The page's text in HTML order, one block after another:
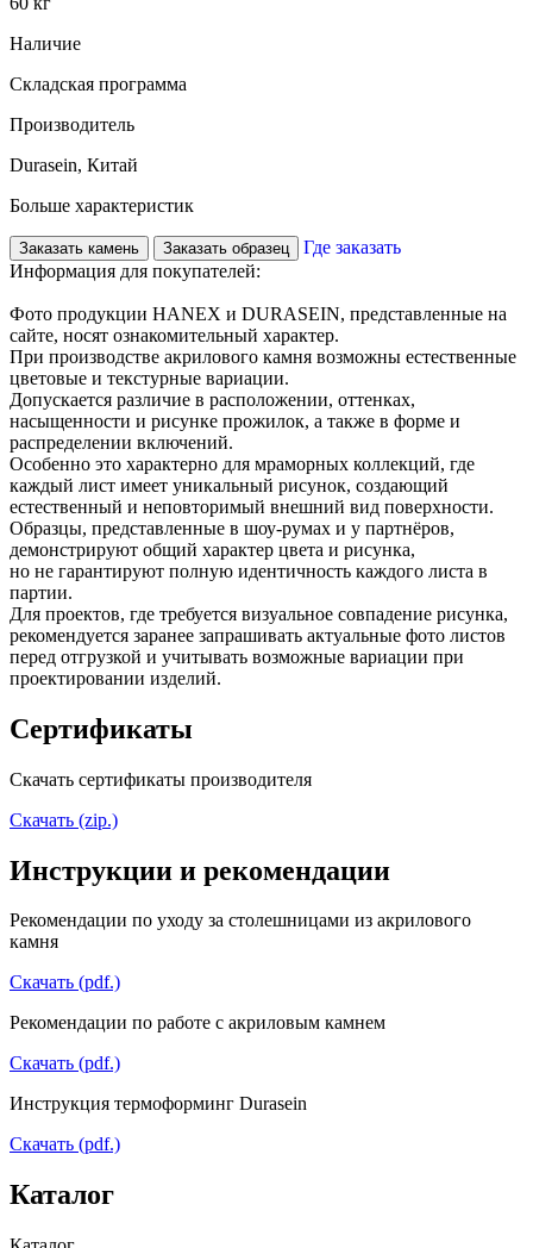
Наличие
Складская программа
Производитель
Durasein, Китай
Больше характеристик
Заказать камень Заказать образец
Где заказать
Информация для покупателей:
Фото продукции HANEX и DURASEIN, представленные на
сайте, носят ознакомительный характер.
При производстве акрилового камня возможны естественные
цветовые и текстурные вариации.
Допускается различие в расположении, оттенках,
насыщенности и рисунке прожилок, а также в форме и
распределении включений.
Особенно это характерно для мраморных коллекций, где
каждый лист имеет уникальный рисунок, создающий
естественный и неповторимый внешний вид поверхности.
Образцы, представленные в шоу-румах и у партнёров,
демонстрируют общий характер цвета и рисунка,
но не гарантируют полную идентичность каждого листа в
партии.
Для проектов, где требуется визуальное совпадение рисунка,
рекомендуется заранее запрашивать актуальные фото листов
перед отгрузкой и учитывать возможные вариации при
проектировании изделий.
Сертификаты
Скачать сертификаты производителя
Скачать (zip.)
Инструкции и рекомендации
Рекомендации по уходу за столешницами из акрилового
камня
Скачать (pdf.)
Рекомендации по работе с акриловым камнем
Скачать (pdf.)
Инструкция термоформинг Durasein
Скачать (pdf.)
Каталог